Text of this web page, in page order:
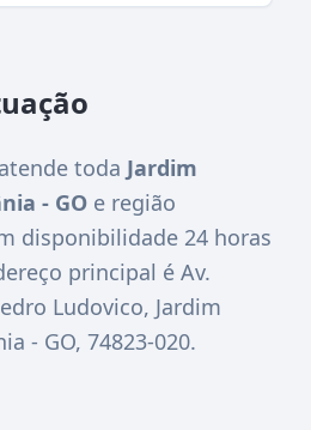
atende toda Jardim
- GO e região
disponibilidade 24 horas
principal é Av.
Ludovico, Jardim
- GO, 74823-020.